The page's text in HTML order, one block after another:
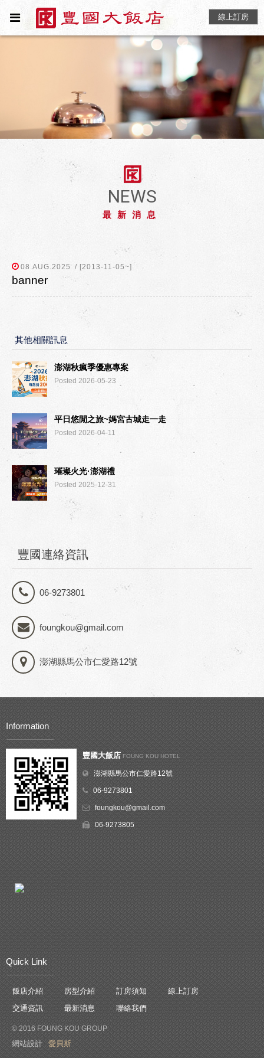
線上訂房
NEWS
最新消息
08.AUG.2025 / [2013-11-05~]
banner
其他相關訊息
澎湖秋瘋季優惠專案
Posted 2026-05-23
平日悠閒之旅~媽宮古城走一走
Posted 2026-04-11
璀璨火光·澎湖禮
Posted 2025-12-31
豐國連絡資訊
06-9273801
foungkou@gmail.com
澎湖縣馬公市仁愛路12號
Information
豐國大飯店 FOUNG KOU HOTEL
澎湖縣馬公市仁愛路12號
06-9273801
foungkou@gmail.com
06-9273805
Quick Link
飯店介紹 房型介紹 訂房須知
線上訂房
交通資訊
最新消息 聯絡我們
© 2016 FOUNG KOU GROUP
網站設計 愛貝斯